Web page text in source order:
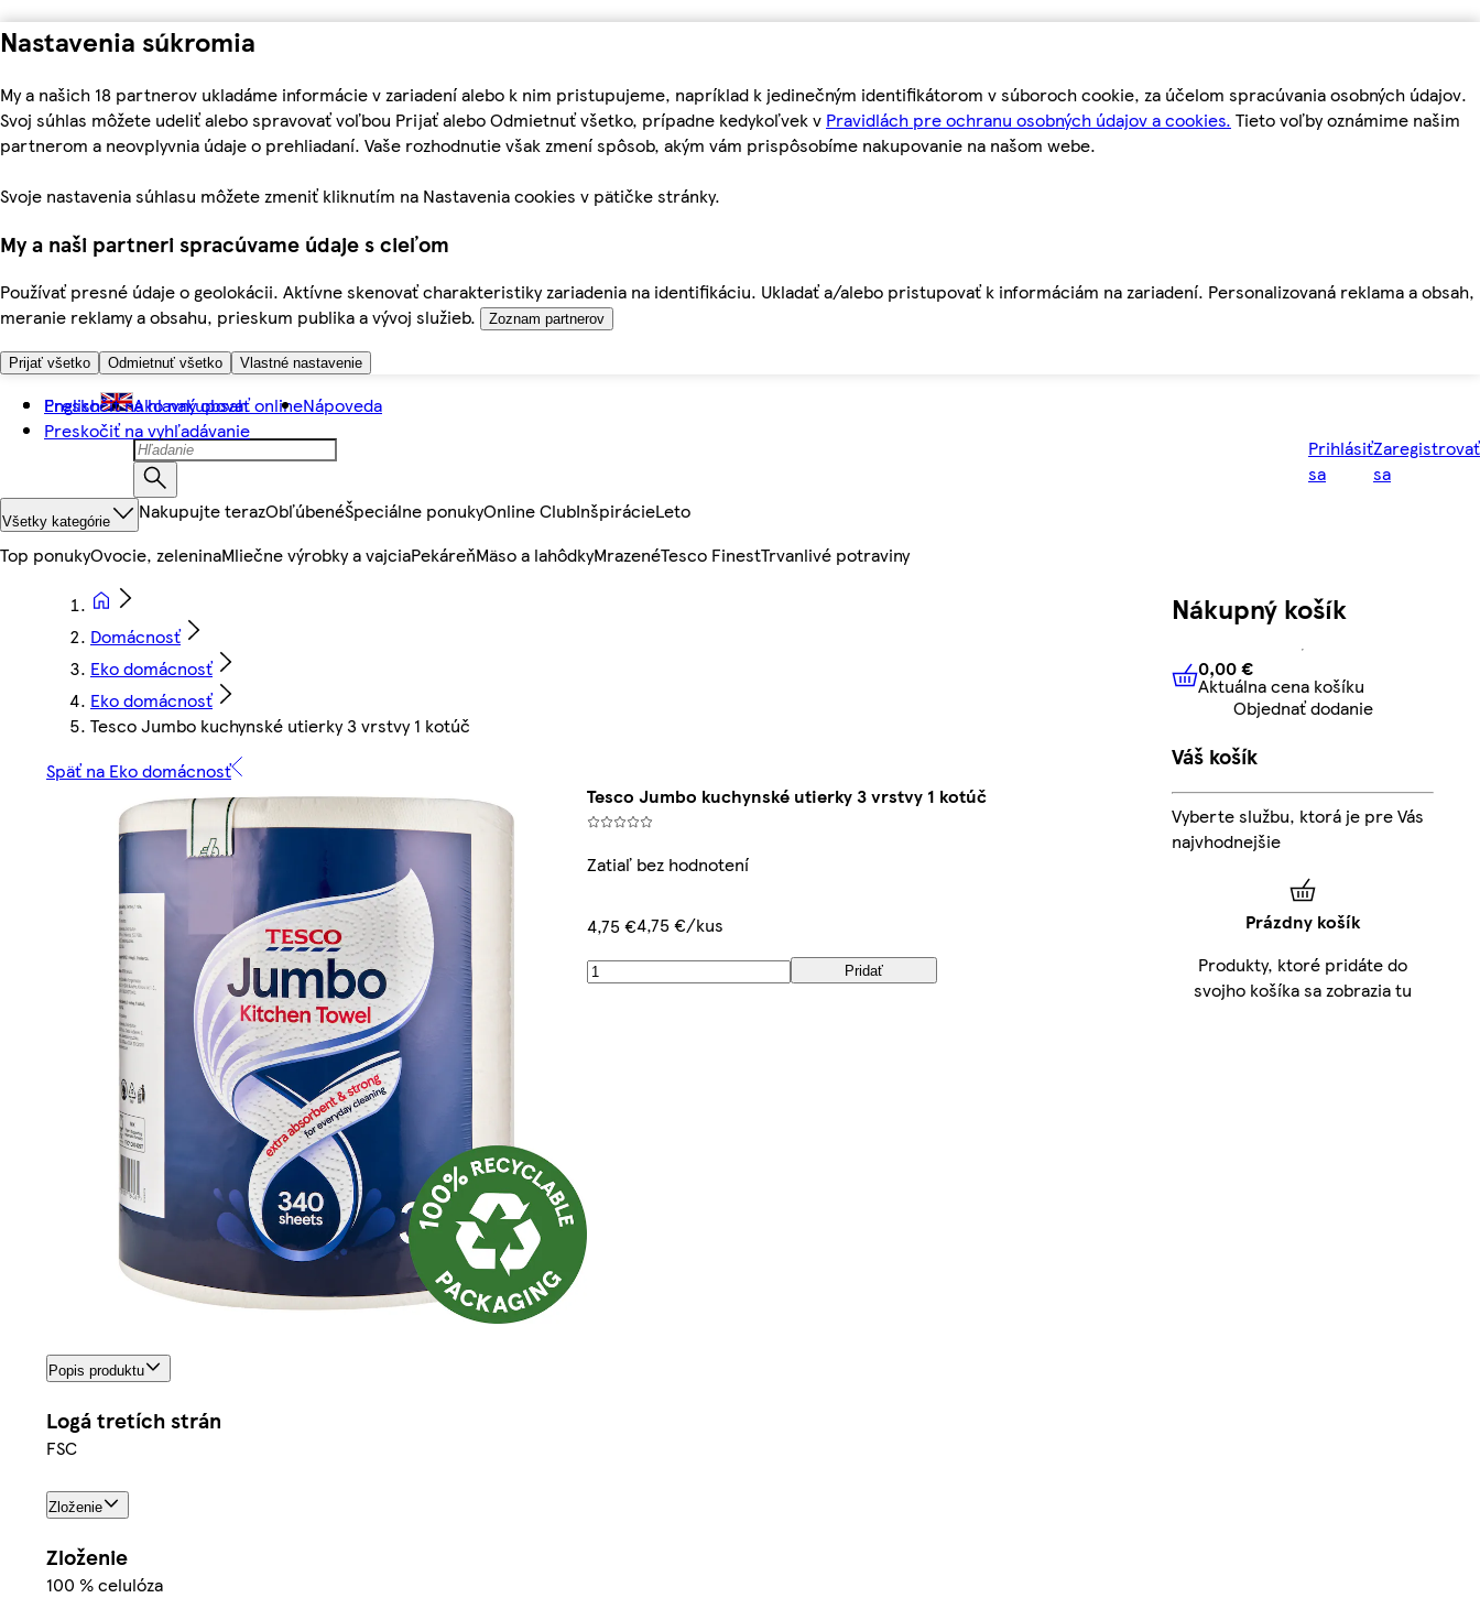
Nastavenia súkromia
My a našich 18 partnerov ukladáme informácie v zariadení alebo k nim pristupujeme, napríklad k jedinečným identifikátorom v súboroch cookie, za účelom spracúvania osobných údajov.
Svoj súhlas môžete udeliť alebo spravovať voľbou Prijať alebo Odmietnuť všetko, prípadne kedykoľvek v Pravidlách pre ochranu osobných údajov a cookies. Tieto voľby oznámime našim
partnerom a neovplyvnia údaje o prehliadaní. Vaše rozhodnutie však zmení spôsob, akým vám prispôsobíme nakupovanie na našom webe.
Svoje nastavenia súhlasu môžete zmeniť kliknutím na Nastavenia cookies v pätičke stránky.
My a naši partneri spracúvame údaje s cieľom
Používať presné údaje o geolokácii. Aktívne skenovať charakteristiky zariadenia na identifikáciu. Ukladať a/alebo pristupovať k informáciám na zariadení. Personalizovaná reklama a obsah,
meranie reklamy a obsahu, prieskum publika a vývoj služieb.
Zoznam partnerov
Prijať všetko Odmietnuť všetko Vlastné nastavenie
Preskočiť na hlavný obsah
Preskočiť na vyhľadávanie
English Ako nakupovať onlineNápoveda
Prihlásiť
sa
Zaregistrovať
sa
Všetky kategórie Nakupujte terazObľúbenéŠpeciálne ponukyOnline ClubInšpirácieLeto
Top ponukyOvocie, zeleninaMliečne výrobky a vajciaPekáreňMäso a lahôdkyMrazenéTesco FinestTrvanlivé potraviny
Domácnosť
Eko domácnosť
Eko domácnosť
Tesco Jumbo kuchynské utierky 3 vrstvy 1 kotúč
Späť na Eko domácnosť
Tesco Jumbo kuchynské utierky 3 vrstvy 1 kotúč
Zatiaľ bez hodnotení
4,75 €4,75 €/kus
Pridať
Popis produktu
Logá tretích strán
FSC
Zloženie
Zloženie
100 % celulóza
Nákupný košík
0,00 € Aktuálna cena košíku
0,00 €
Aktuálna cena košíku
Objednať dodanie
Váš košík
Vyberte službu, ktorá je pre Vás
najvhodnejšie
Prázdny košík
Produkty, ktoré pridáte do
svojho košíka sa zobrazia tu